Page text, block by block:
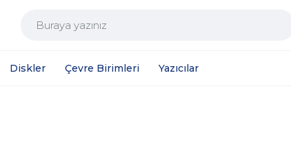
Diskler Çevre Birimleri Yazıcılar